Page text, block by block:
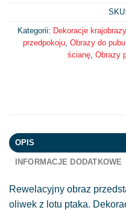
Kategorii: Dekoracje krajobrazy,
przedpokoju, Obrazy do
ścianę Obrazy
OPIS
INFORMACJE DODATKOWE
Rewelacyjny obraz
oliwek z lotu ptaka.